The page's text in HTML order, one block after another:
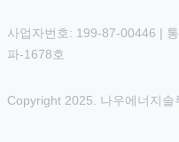
사업자번호: 199-87-00446 |
파-1678호
Copyright 2025. 나우에너지솔